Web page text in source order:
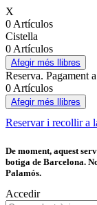
X
0 Artículos
Cistella
0 Artículos
Afegir més llibres
Reserva. Pagament
0 Artículos
Afegir més llibres
Reservar i recollir a
De moment, aquest
botiga de Barcelona.
Palamós.
Accedir